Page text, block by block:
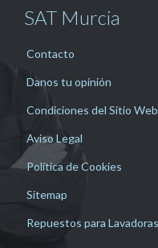
SAT Murcia
Contacto
Danos tu opinión
Condiciones del Sitio Web
Aviso Legal
Política de Cookies
Sitemap
Repuestos para Lavadoras